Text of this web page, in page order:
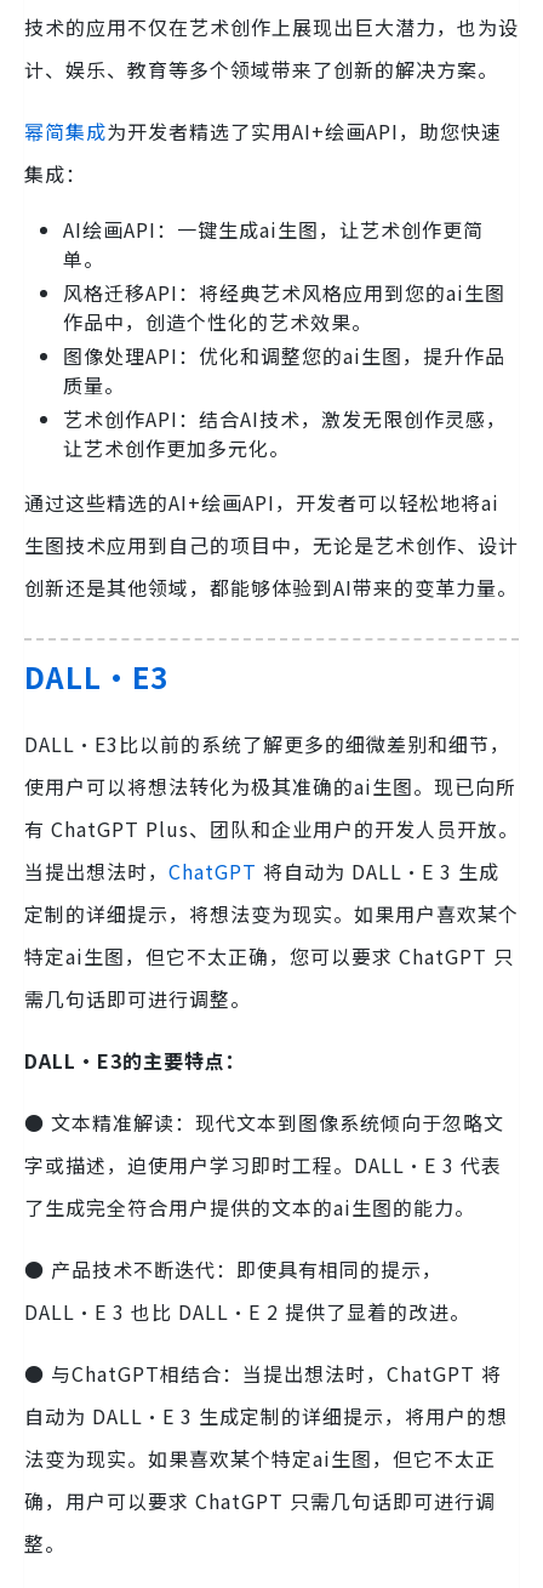
技术的应用不仅在艺术创作上展现出巨大潜力，也为设
计、娱乐、教育等多个领域带来了创新的解决方案。
幂简集成为开发者精选了实用AI+绘画API，助您快速
集成：
AI绘画API：一键生成ai生图，让艺术创作更简
单。
风格迁移API：将经典艺术风格应用到您的ai生图
作品中，创造个性化的艺术效果。
图像处理API：优化和调整您的ai生图，提升作品
质量。
艺术创作API：结合AI技术，激发无限创作灵感，
让艺术创作更加多元化。
通过这些精选的AI+绘画API，开发者可以轻松地将ai
生图技术应用到自己的项目中，无论是艺术创作、设计
创新还是其他领域，都能够体验到AI带来的变革力量。
DALL·E3
DALL·E3比以前的系统了解更多的细微差别和细节，
使用户可以将想法转化为极其准确的ai生图。现已向所
有 ChatGPT Plus、团队和企业用户的开发人员开放。
当提出想法时， ChatGPT 将自动为 DALL·E 3 生成
定制的详细提示，将想法变为现实。如果用户喜欢某个
特定ai生图，但它不太正确，您可以要求 ChatGPT 只
需几句话即可进行调整。
DALL·E3的主要特点：
● 文本精准解读：现代文本到图像系统倾向于忽略文
字或描述，迫使用户学习即时工程。DALL·E 3 代表
了生成完全符合用户提供的文本的ai生图的能力。
● 产品技术不断迭代：即使具有相同的提示，
DALL·E 3 也比 DALL·E 2 提供了显着的改进。
● 与ChatGPT相结合：当提出想法时，ChatGPT 将
自动为 DALL·E 3 生成定制的详细提示，将用户的想
法变为现实。如果喜欢某个特定ai生图，但它不太正
确，用户可以要求 ChatGPT 只需几句话即可进行调
整。